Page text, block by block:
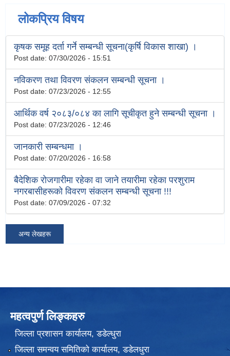
लोकप्रिय विषय
कृषक समूह दर्ता गर्ने सम्बन्धी सूचना(कृर्षि विकास शाखा) ।
Post date: 07/30/2026 - 15:51
नविकरण तथा विवरण संकलन सम्बन्धी सूचना ।
Post date: 07/23/2026 - 12:55
आर्थिक वर्ष २०८३/०८४ का लागि सूचीकृत हुने सम्बन्धी सूचना ।
Post date: 07/23/2026 - 12:46
जानकारी सम्बन्धमा ।
Post date: 07/20/2026 - 16:58
बैदेशिक रोजगारीमा रहेका वा जाने तयारीमा रहेका परशुराम
नगरबासीहरूको विवरण संकलन सम्बन्धी सूचना !!!
Post date: 07/09/2026 - 07:32
अन्य लेखहरू
महत्वपुर्ण लिङ्कहरु
जिल्ला प्रशासन कार्यालय, डडेल्धुरा
जिल्ला समन्वय समितिको कार्यालय, डडेलधुरा